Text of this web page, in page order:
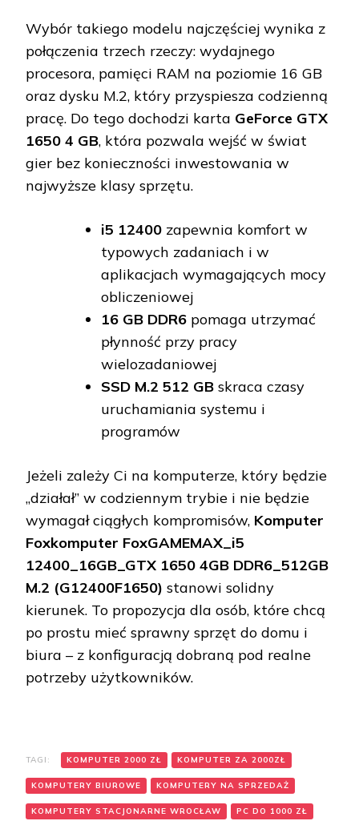
Wybór takiego modelu najczęściej wynika z
połączenia trzech rzeczy: wydajnego
procesora, pamięci RAM na poziomie 16 GB
oraz dysku M.2, który przyspiesza codzienną
pracę. Do tego dochodzi karta GeForce GTX
1650 4 GB, która pozwala wejść w świat
gier bez konieczności inwestowania w
najwyższe klasy sprzętu.
i5 12400 zapewnia komfort w
typowych zadaniach i w
aplikacjach wymagających mocy
obliczeniowej
16 GB DDR6 pomaga utrzymać
płynność przy pracy
wielozadaniowej
SSD M.2 512 GB skraca czasy
uruchamiania systemu i
programów
Jeżeli zależy Ci na komputerze, który będzie
„działał” w codziennym trybie i nie będzie
wymagał ciągłych kompromisów, Komputer
Foxkomputer FoxGAMEMAX_i5
12400_16GB_GTX 1650 4GB DDR6_512GB
M.2 (G12400F1650) stanowi solidny
kierunek. To propozycja dla osób, które chcą
po prostu mieć sprawny sprzęt do domu i
biura – z konfiguracją dobraną pod realne
potrzeby użytkowników.
TAGI: KOMPUTER 2000 ZŁ KOMPUTER ZA 2000ZŁ
KOMPUTERY BIUROWE KOMPUTERY NA SPRZEDAŻ
KOMPUTERY STACJONARNE WROCŁAW PC DO 1000 ZŁ